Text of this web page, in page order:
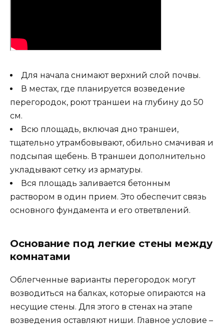
Для начала снимают верхний слой почвы.
В местах, где планируется возведение
перегородок, роют траншеи на глубину до 50
см.
Всю площадь, включая дно траншеи,
тщательно утрамбовывают, обильно смачивая и
подсыпая щебень. В траншеи дополнительно
укладывают сетку из арматуры.
Вся площадь заливается бетонным
раствором в один прием. Это обеспечит связь
основного фундамента и его ответвлений.
Основание под легкие стены между
комнатами
Облегченные варианты перегородок могут
возводиться на балках, которые опираются на
несущие стены. Для этого в стенах на этапе
возведения оставляют ниши. Главное условие –